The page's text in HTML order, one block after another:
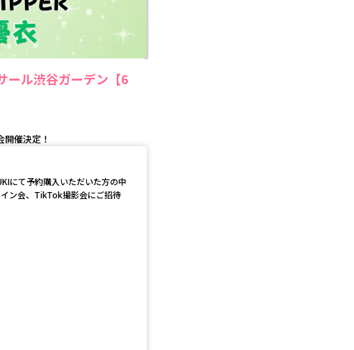
ール渋谷ガーデン【6
催決定！
にて予約購入いただいた方の中
ン会、TikTok撮影会にご招待